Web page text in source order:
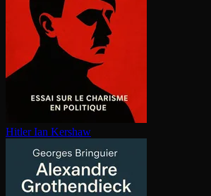
Hitler Ian Kershaw